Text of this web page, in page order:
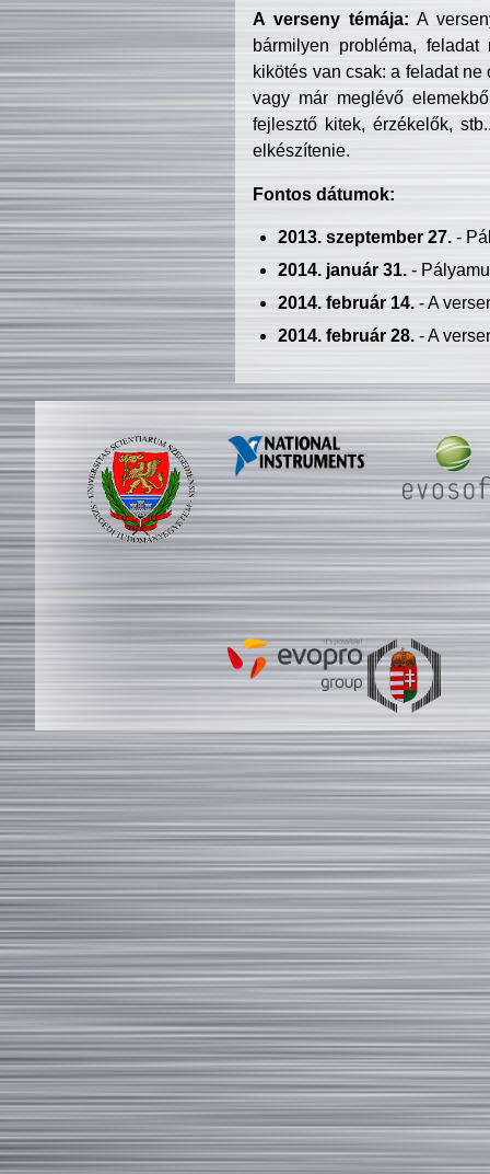
A verseny témája: A
bármilyen probléma, feladat
kikötés van csak: a feladat
vagy már meglévő
fejlesztő kitek, érzékelők,
elkészítenie.
Fontos dátumok:
2013. szeptember 27.-
2014. január 31.-
2014. február 14.- A
2014. február 28.- A